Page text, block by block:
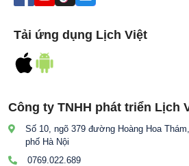
Công ty TNHH phát triển Lịch
Số 10, ngõ 379 đường Hoàng Hoa
phố Hà Nội
0769.022.689
Tải ứng dụng Lịch Việt